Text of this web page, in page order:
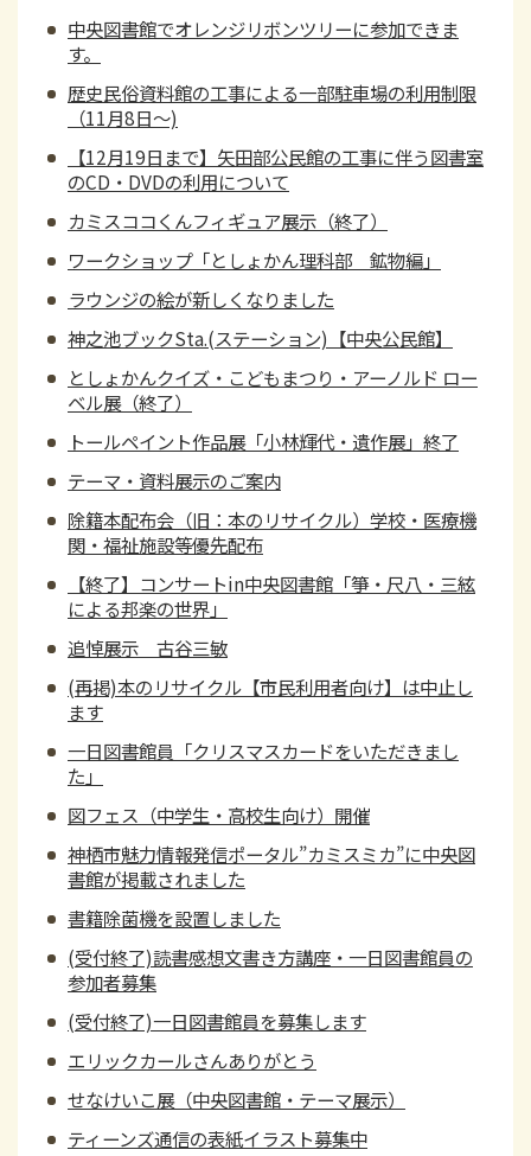
中央図書館でオレンジリボンツリーに参加できま
す。
歴史民俗資料館の工事による一部駐車場の利用制限
（11月8日～)
【12月19日まで】矢田部公民館の工事に伴う図書室
のCD・DVDの利用について
カミスココくんフィギュア展示（終了）
ワークショップ「としょかん理科部 鉱物編」
ラウンジの絵が新しくなりました
神之池ブックSta.(ステーション)【中央公民館】
としょかんクイズ・こどもまつり・アーノルド ロー
ベル展（終了）
トールペイント作品展「小林輝代・遺作展」終了
テーマ・資料展示のご案内
除籍本配布会（旧：本のリサイクル）学校・医療機
関・福祉施設等優先配布
【終了】コンサートin中央図書館「箏・尺八・三絃
による邦楽の世界」
追悼展示 古谷三敏
(再掲)本のリサイクル【市民利用者向け】は中止し
ます
一日図書館員「クリスマスカードをいただきまし
た」
図フェス（中学生・高校生向け）開催
神栖市魅力情報発信ポータル”カミスミカ”に中央図
書館が掲載されました
書籍除菌機を設置しました
(受付終了)読書感想文書き方講座・一日図書館員の
参加者募集
(受付終了)一日図書館員を募集します
エリックカールさんありがとう
せなけいこ展（中央図書館・テーマ展示）
ティーンズ通信の表紙イラスト募集中